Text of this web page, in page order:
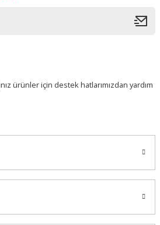
ürünler için destek hatlarımızdan yardım